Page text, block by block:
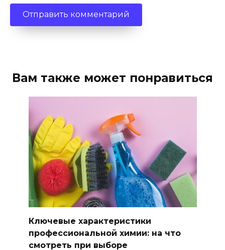
Вам также может понравиться
Ключевые характеристики
профессиональной химии: на что
смотреть при выборе